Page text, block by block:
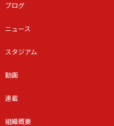
ブログ
ニュース
スタジアム
動画
連載
組織概要